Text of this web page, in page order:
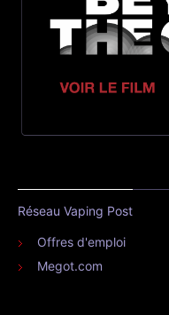
Réseau Vaping Post
Offres d'emploi
Megot.com